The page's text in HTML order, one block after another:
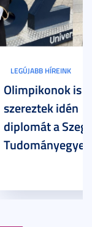
LEGÚJABB HÍREINK
Olimpikonok is
szereztek idén
diplomát a